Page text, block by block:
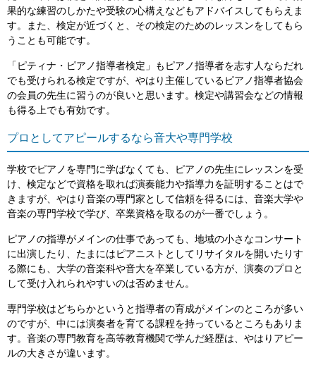
果的な練習のしかたや受験の心構えなどもアドバイスしてもらえま
す。また、検定が近づくと、その検定のためのレッスンをしてもら
うことも可能です。
「ピティナ・ピアノ指導者検定」もピアノ指導者を志す人ならだれ
でも受けられる検定ですが、やはり主催しているピアノ指導者協会
の会員の先生に習うのが良いと思います。検定や講習会などの情報
も得る上でも有効です。
プロとしてアピールするなら音大や専門学校
学校でピアノを専門に学ばなくても、ピアノの先生にレッスンを受
け、検定などで資格を取れば演奏能力や指導力を証明することはで
きますが、やはり音楽の専門家として信頼を得るには、音楽大学や
音楽の専門学校で学び、卒業資格を取るのが一番でしょう。
ピアノの指導がメインの仕事であっても、地域の小さなコンサート
に出演したり、たまにはピアニストとしてリサイタルを開いたりす
る際にも、大学の音楽科や音大を卒業している方が、演奏のプロと
して受け入れられやすいのは否めません。
専門学校はどちらかというと指導者の育成がメインのところが多い
のですが、中には演奏者を育てる課程を持っているところもありま
す。音楽の専門教育を高等教育機関で学んだ経歴は、やはりアピー
ルの大きさが違います。